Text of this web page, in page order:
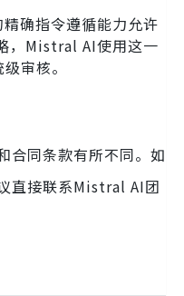
确指令遵循能力允许
，Mistral AI使用这一
审核。
合同条款有所不同。如
直接联系Mistral AI团